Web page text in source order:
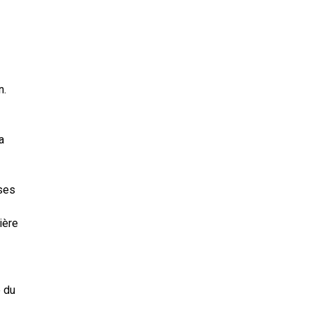
du